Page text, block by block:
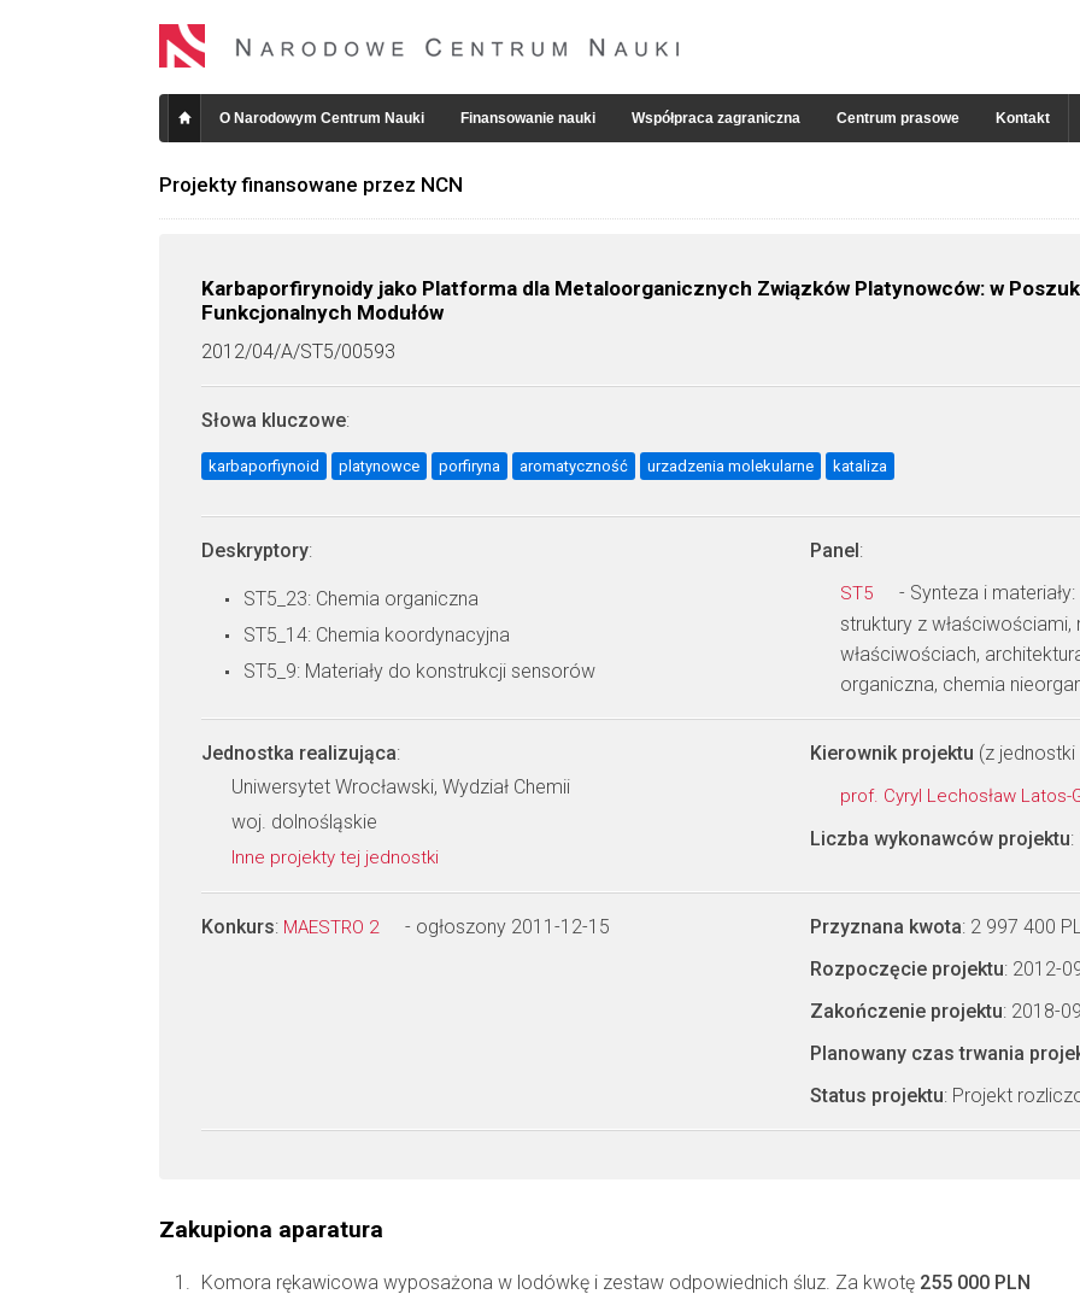
O Narodowym Centrum Nauki Finansowanie nauki Współpraca zagraniczna Centrum prasowe Kontakt
Projekty finansowane przez NCN
Karbaporfirynoidy jako Platforma dla Metaloorganicznych Związków Platynowców: w
Funkcjonalnych Modułów
2012/04/A/ST5/00593
Słowa kluczowe:
karbaporfiynoid platynowce porfiryna aromatyczność urzadzenia molekularne kataliza
Deskryptory:
ST5_23: Chemia organiczna
ST5_14: Chemia koordynacyjna
ST5_9: Materiały do konstrukcji sensorów
Panel:
ST5
- Synteza i
struktury z
właściwościach,
organiczna, chemia
Jednostka realizująca:
Uniwersytet Wrocławski, Wydział Chemii
woj. dolnośląskie
Inne projekty tej jednostki
Kierownik projektu (z jednostki
prof. Cyryl Lechosław Latos-
Liczba wykonawców projektu:
Konkurs: MAESTRO 2 - ogłoszony 2011-12-15 Przyznana kwota: 2 997 400
Rozpoczęcie projektu: 2012-
Zakończenie projektu: 2018-
Planowany czas trwania
Status projektu: Projekt
Zakupiona aparatura
Komora rękawicowa wyposażona w lodówkę i zestaw odpowiednich śluz. Za kwotę 255 000 PLN